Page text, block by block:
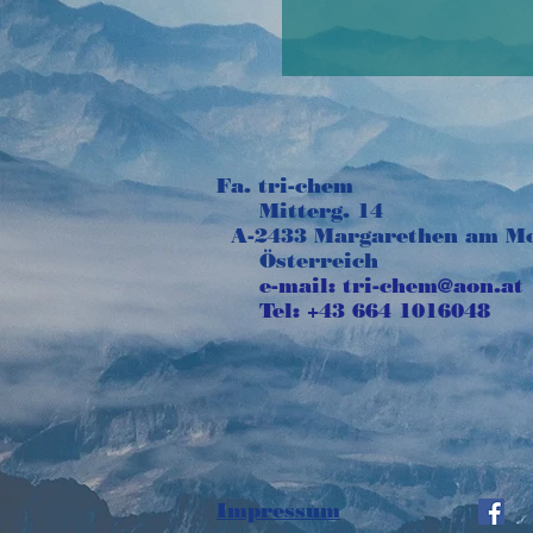
Fa. tri-chem
Mitterg. 14
A-2433 Margarethen am
Österreich
e-mail: tri-chem@aon.at
Tel: +43 664 1016048
Impressum